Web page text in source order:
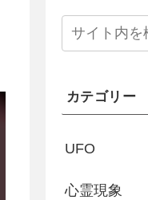
カテゴリー
UFO
心霊現象